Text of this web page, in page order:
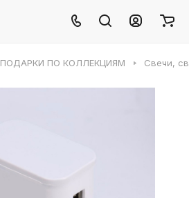
ПОДАРКИ ПО КОЛЛЕКЦИЯМ Свечи,